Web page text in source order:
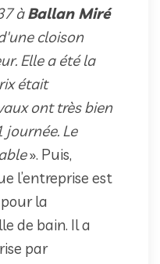
àBallan Miré
cloison
Elle a été la
était
ont très bien
journée. Le
». Puis,
l’entreprise est
la
de bain. Il a
par